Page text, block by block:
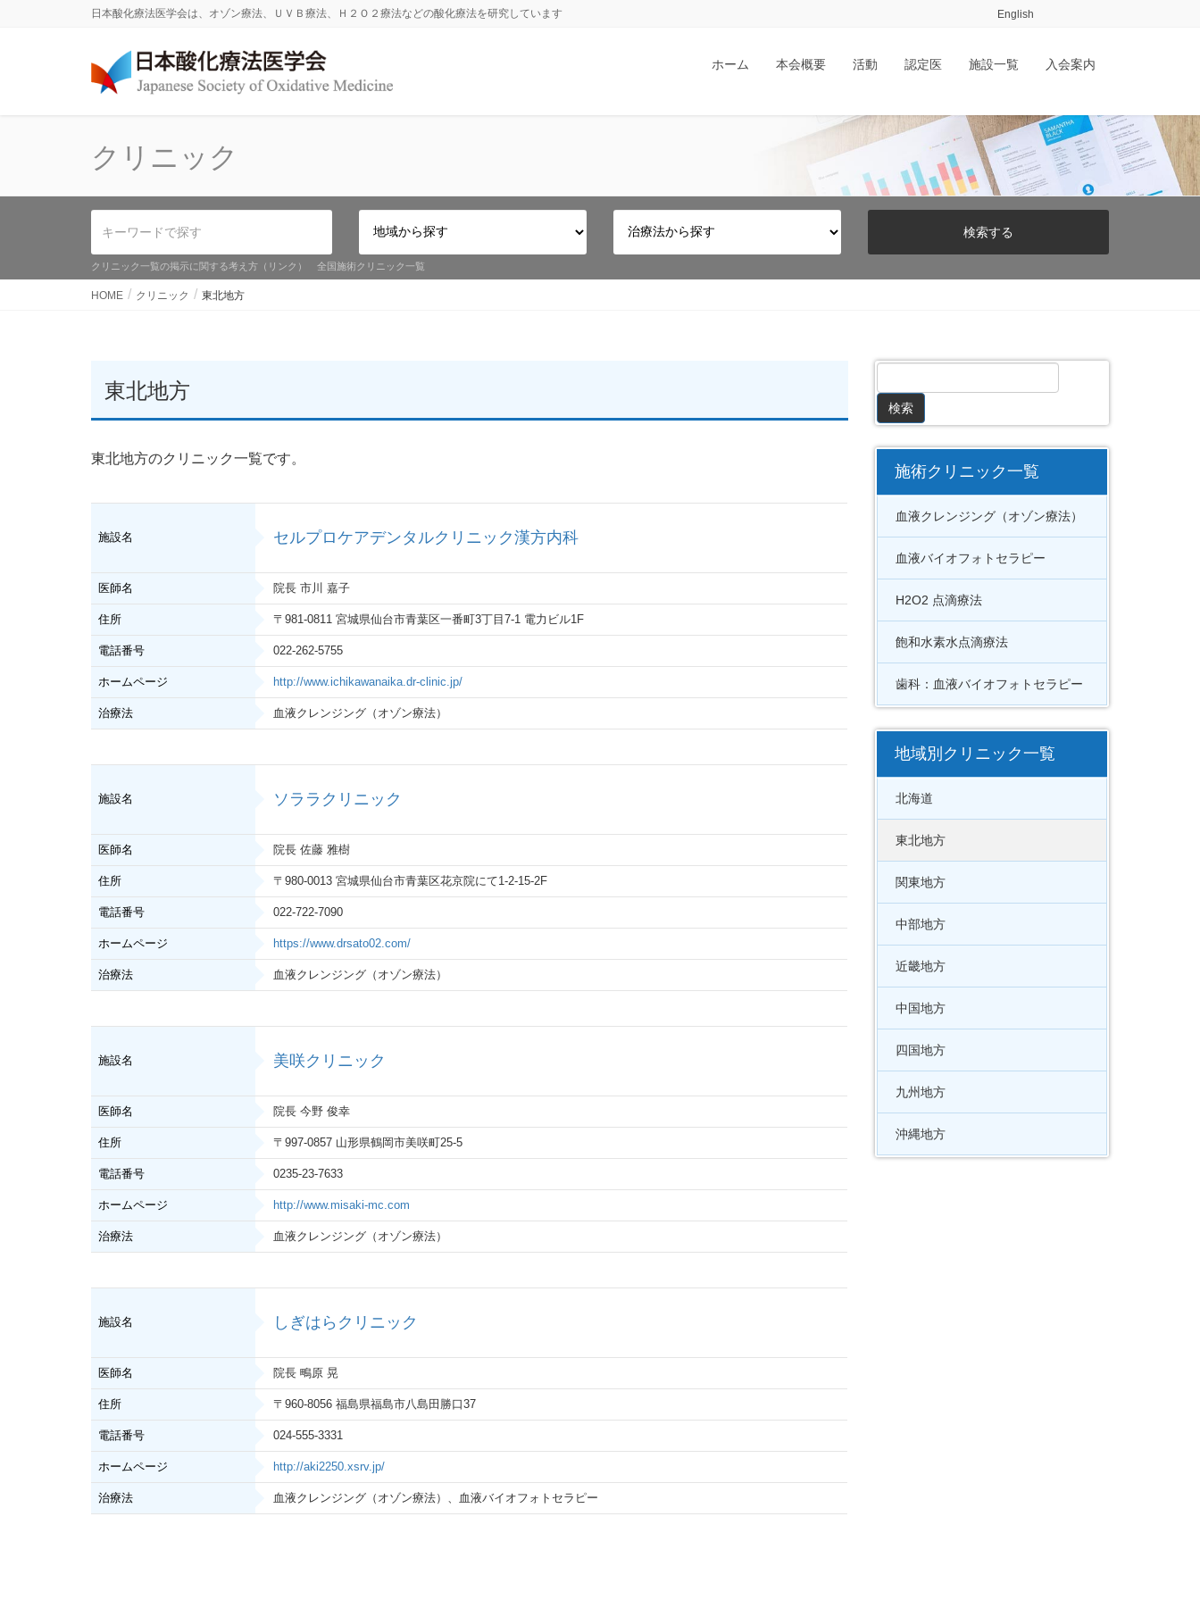
日本酸化療法医学会は、オゾン療法、ＵＶＢ療法、Ｈ２Ｏ２療法などの酸化療法を研究しています English
ホーム 本会概要 活動 認定医 施設一覧 入会案内
クリニック
クリニック一覧の掲示に関する考え方（リンク） 全国施術クリニック一覧
HOME クリニック 東北地方
東北地方
東北地方のクリニック一覧です。
施設名 セルプロケアデンタルクリニック漢方内科
医師名 院長 市川 嘉子
住所 〒981-0811 宮城県仙台市青葉区一番町3丁目7-1 電力ビル1F
電話番号 022-262-5755
ホームページ http://www.ichikawanaika.dr-clinic.jp/
治療法 血液クレンジング（オゾン療法）
施設名 ソララクリニック
医師名 院長 佐藤 雅樹
住所 〒980-0013 宮城県仙台市青葉区花京院にて1-2-15-2F
電話番号 022-722-7090
ホームページ https://www.drsato02.com/
治療法 血液クレンジング（オゾン療法）
施設名 美咲クリニック
医師名 院長 今野 俊幸
住所 〒997-0857 山形県鶴岡市美咲町25-5
電話番号 0235-23-7633
ホームページ http://www.misaki-mc.com
治療法 血液クレンジング（オゾン療法）
施設名 しぎはらクリニック
医師名 院長 鴫原 晃
住所 〒960-8056 福島県福島市八島田勝口37
電話番号 024-555-3331
ホームページ http://aki2250.xsrv.jp/
治療法 血液クレンジング（オゾン療法） 血液バイオフォトセラピー
施術クリニック一覧
血液クレンジング（オゾン療法）
血液バイオフォトセラピー
H2O2 点滴療法
飽和水素水点滴療法
歯科：血液バイオフォトセラピー
地域別クリニック一覧
北海道
東北地方
関東地方
中部地方
近畿地方
中国地方
四国地方
九州地方
沖縄地方